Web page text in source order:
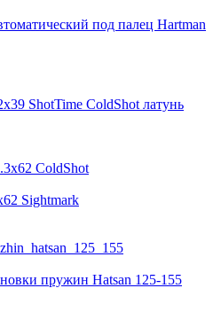
под палец Hartman
ShotTime ColdShot латунь
Sightmark
пружин Hatsan 125-155